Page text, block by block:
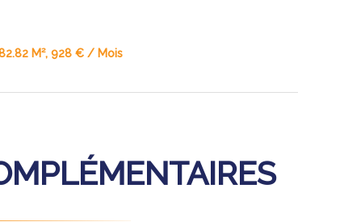
M², 928 € / Mois